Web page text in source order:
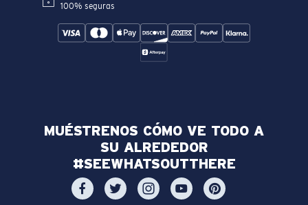
100% seguras
MUÉSTRENOS CÓMO VE TODO A
SU ALREDEDOR
#SEEWHATSOUTTHERE